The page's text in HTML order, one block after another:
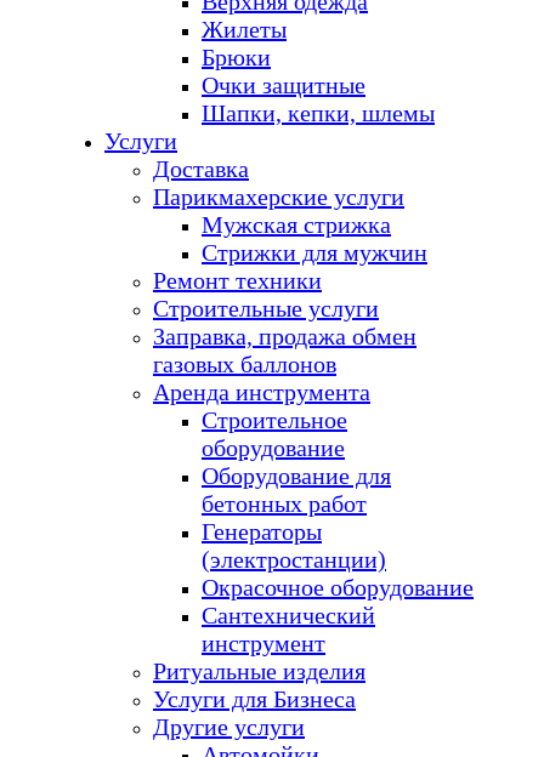
Жилеты
Брюки
Очки защитные
Шапки, кепки, шлемы
Услуги
Доставка
Парикмахерские услуги
Мужская стрижка
Стрижки для мужчин
Ремонт техники
Строительные услуги
Заправка, продажа обмен
газовых баллонов
Аренда инструмента
Строительное
оборудование
Оборудование для
бетонных работ
Генераторы
(электростанции)
Окрасочное оборудование
Сантехнический
инструмент
Ритуальные изделия
Услуги для Бизнеса
Другие услуги